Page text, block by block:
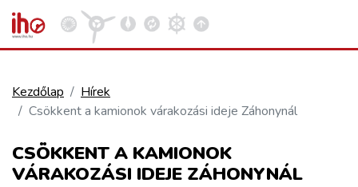
VASÚT
KÖZÚT
Kosár megtekintése
Kezdőlap
Hírek
Csökkent a kamionok várakozási ideje Záhonynál
CSÖKKENT A KAMIONOK
VÁRAKOZÁSI IDEJE ZÁHONYNÁL